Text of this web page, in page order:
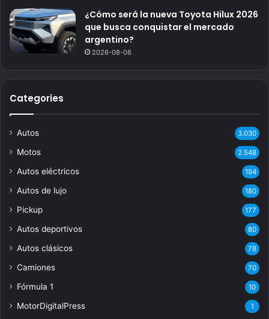
¿Cómo será la nueva Toyota Hilux 2026
que busca conquistar el mercado
argentino?
2026-08-06
Categories
Autos 3.030
Motos 2.548
Autos eléctricos 194
Autos de lujo 180
Pickup 177
Autos deportivos 80
Autos clásicos 78
Camiones 70
Fórmula 1 10
MotorDigitalPress 1